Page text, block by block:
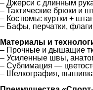
– Джерси с длинным
– Тактические брюки и
– Костюмы: куртки +
– Бафы, перчатки,
Материалы и
– Прочные и дышащие
– Усиленные швы,
– Сублимация —
– Шелкография,